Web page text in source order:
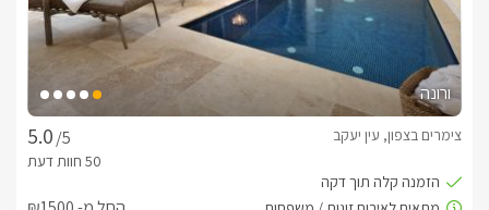
ורונה
/5
צימרים בצפון, עין יעקב